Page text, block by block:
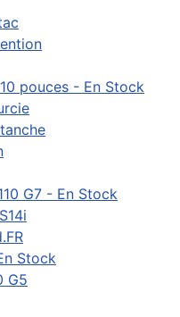
pouces - En Stock
G7 - En Stock
Stock